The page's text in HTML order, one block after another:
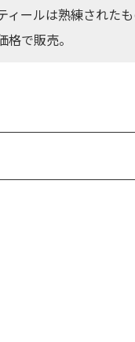
ィールは熟練された
で販売。